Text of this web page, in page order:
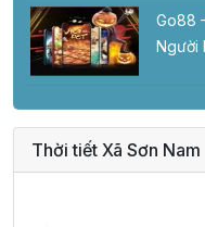
Go88
Người
Thời tiết Xã Sơn Nam